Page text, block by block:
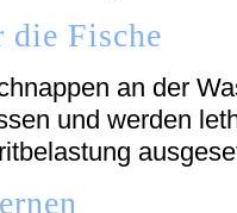
die Fische
an der
und werden